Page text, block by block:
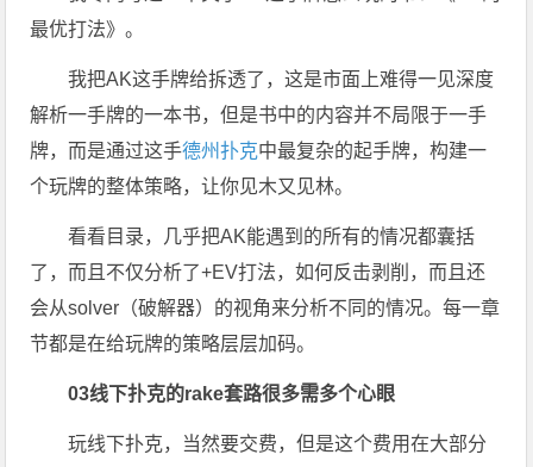
最优打法》。
我把AK这手牌给拆透了，这是市面上难得一见深度
解析一手牌的一本书，但是书中的内容并不局限于一手
牌，而是通过这手德州扑克中最复杂的起手牌，构建一
个玩牌的整体策略，让你见木又见林。
看看目录，几乎把AK能遇到的所有的情况都囊括
了，而且不仅分析了+EV打法，如何反击剥削，而且还
会从solver（破解器）的视角来分析不同的情况。每一章
节都是在给玩牌的策略层层加码。
03线下扑克的rake套路很多需多个心眼
玩线下扑克，当然要交费，但是这个费用在大部分